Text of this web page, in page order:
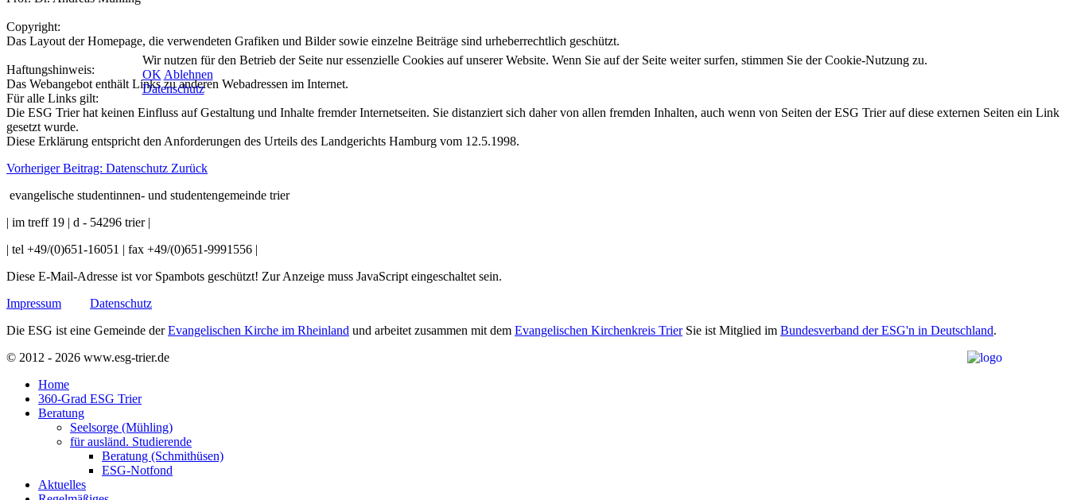
Copyright:
Das Layout der Homepage, die verwendeten Grafiken und Bilder sowie einzelne Beiträge sind urheberrechtlich geschützt.
Haftungshinweis:
Das Webangebot enthält Links zu anderen Webadressen im Internet.
Für alle Links gilt:
Die ESG Trier hat keinen Einfluss auf Gestaltung und Inhalte fremder Internetseiten. Sie distanziert sich daher von allen fremden Inhalten, auch wenn von Seiten der ESG Trier auf diese externen Seiten ein Link
gesetzt wurde.
Diese Erklärung entspricht den Anforderungen des Urteils des Landgerichts Hamburg vom 12.5.1998.
Vorheriger Beitrag: Datenschutz Zurück
evangelische studentinnen- und studentengemeinde trier
| im treff 19 | d - 54296 trier |
| tel +49/(0)651-16051 | fax +49/(0)651-9991556 |
Diese E-Mail-Adresse ist vor Spambots geschützt! Zur Anzeige muss JavaScript eingeschaltet sein.
Impressum
Datenschutz
Die ESG ist eine Gemeinde derEvangelischen Kirche im Rheinland und arbeitet zusammen mit dem Evangelischen Kirchenkreis TrierSie ist Mitglied im Bundesverband der ESG'n in Deutschland.
© 2012 - 2026 www.esg-trier.de
Home
360-Grad ESG Trier
Beratung
Seelsorge (Mühling)
für ausländ. Studierende
Beratung (Schmithüsen)
ESG-Notfond
Aktuelles
Wir nutzen für den Betrieb der Seite nur essenzielle Cookies auf unserer Website. Wenn Sie auf der Seite weiter surfen, stimmen Sie der Cookie-Nutzung zu.
OK Ablehnen
Datenschutz